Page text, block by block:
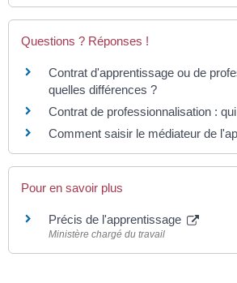
Questions ? Réponses !
Contrat d'apprentissage ou de
quelles différences ?
Contrat de professionnalisation :
Comment saisir le médiateur de
Pour en savoir plus
Précis de l'apprentissage
Ministère chargé du travail